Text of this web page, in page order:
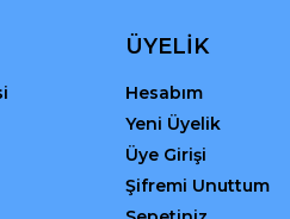
Gönder
ÜYELİK
Hesabım
Yeni Üyelik
Üye Girişi
Şifremi Unuttum